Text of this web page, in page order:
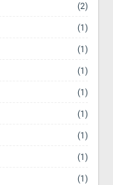
(2)
(1)
(1)
(1)
(1)
(1)
(1)
(1)
(1)